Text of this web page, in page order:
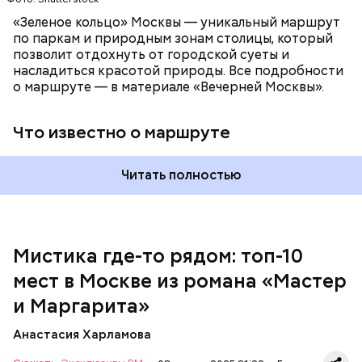
«Зеленое кольцо» Москвы — уникальный маршрут
по паркам и природным зонам столицы, который
позволит отдохнуть от городской суеты и
насладиться красотой природы. Все подробности
о маршруте — в материале «Вечерней Москвы».
Что известно о маршруте
Читать полностью
Мистика где-то рядом: топ-10
мест в Москве из романа «Мастер
и Маргарита»
Анастасия Харламова
На данный момент квартира на Большой Садовой
стала Музеем Булгакова. В ней воссоздана
атмосфера жизни и быта начала ХХ века с большим
количеством вещей, которые имеют отношение к
роману.
Патриаршие пруды